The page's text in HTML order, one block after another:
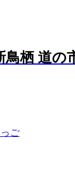
栖 道
ご